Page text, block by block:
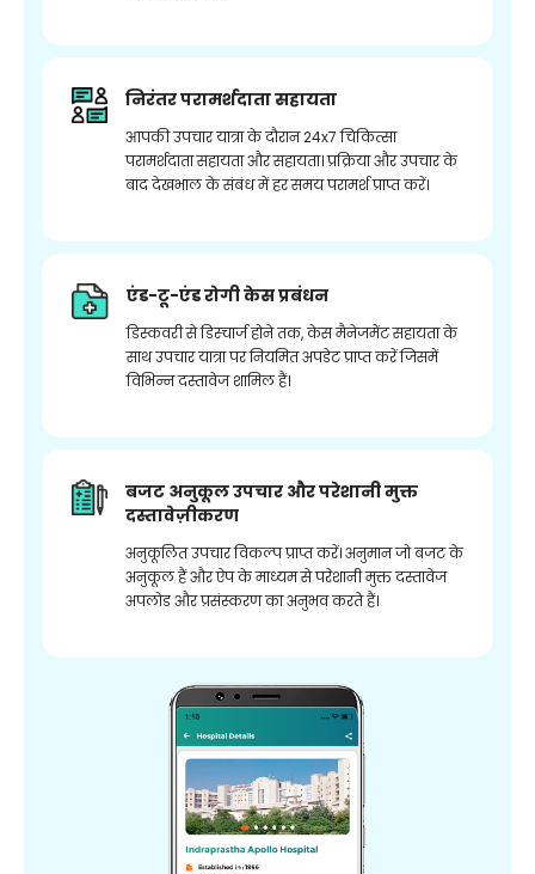
निरंतर परामर्शदाता सहायता
आपकी उपचार यात्रा के दौरान 24x7 चिकित्सा
परामर्शदाता सहायता और सहायता। प्रक्रिया और उपचार के
बाद देखभाल के संबंध में हर समय परामर्श प्राप्त करें।
एंड-टू-एंड रोगी केस प्रबंधन
डिस्कवरी से डिस्चार्ज होने तक, केस मैनेजमेंट सहायता के
साथ उपचार यात्रा पर नियमित अपडेट प्राप्त करें जिसमें
विभिन्न दस्तावेज शामिल हैं।
बजट अनुकूल उपचार और परेशानी मुक्त
दस्तावेज़ीकरण
अनुकूलित उपचार विकल्प प्राप्त करें। अनुमान जो बजट के
अनुकूल हैं और ऐप के माध्यम से परेशानी मुक्त दस्तावेज
अपलोड और प्रसंस्करण का अनुभव करते हैं।